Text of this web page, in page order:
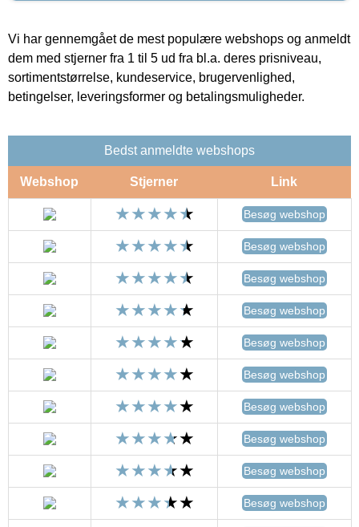
Vi har gennemgået de mest populære webshops og anmeldt
dem med stjerner fra 1 til 5 ud fra bl.a. deres prisniveau,
sortimentstørrelse, kundeservice, brugervenlighed,
betingelser, leveringsformer og betalingsmuligheder.
Bedst anmeldte webshops
Webshop Stjerner Link
Besøg webshop
Besøg webshop
Besøg webshop
Besøg webshop
Besøg webshop
Besøg webshop
Besøg webshop
Besøg webshop
Besøg webshop
Besøg webshop